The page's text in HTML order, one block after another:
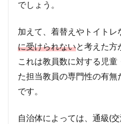
でしょう。
加えて、着替えやトイトレ
に受けられないと考えた方
これは教員数に対する児
た担当教員の専門性の有無
です。
自治体によっては、通級(